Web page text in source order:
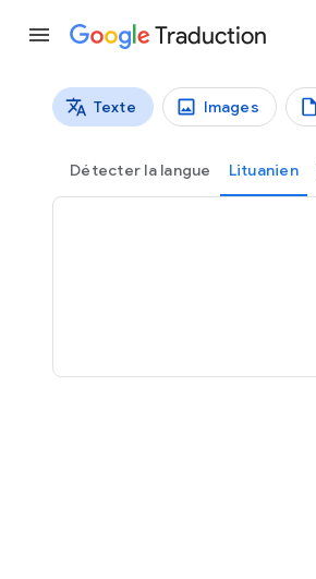
Traduction
Types de traductions
Texte Images
Détecter la langue Lituanien